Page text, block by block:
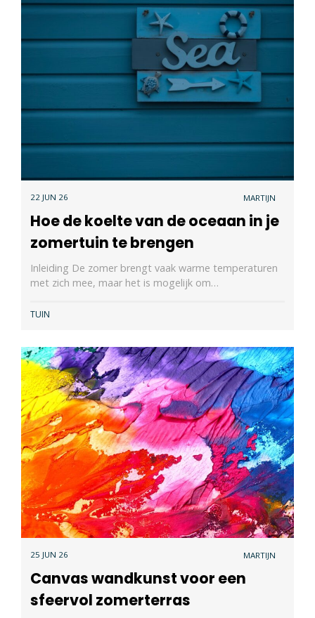
22 JUN 26 MARTIJN
Hoe de koelte van de oceaan in je
zomertuin te brengen
Inleiding De zomer brengt vaak warme temperaturen
met zich mee, maar het is mogelijk om…
TUIN
25 JUN 26 MARTIJN
Canvas wandkunst voor een
sfeervol zomerterras